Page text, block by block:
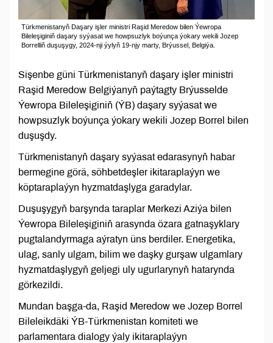
Türkmenistanyň Daşary işler ministri Raşid Meredow bilen Ýewropa
Bileleşiginiň daşary syýasat we howpsuzlyk boýunça ýokary wekili Jozep
Borrelliň duşuşygy, 2024-nji ýylyň 19-njy marty, Brýussel, Belgiýa.
Sişenbe güni Türkmenistanyň daşary işler ministri
Raşid Meredow Belgiýanyň paýtagty Brýusselde
Ýewropa Bileleşiginiň (ÝB) daşary syýasat we
howpsuzlyk boýunça ýokary wekili Jozep Borrel bilen
duşuşdy.
Türkmenistanyň daşary syýasat edarasynyň habar
bermegine görä, söhbetdeşler ikitaraplaýyn we
köptaraplaýyn hyzmatdaşlyga garadylar.
Duşuşygyň barşynda taraplar Merkezi Aziýa bilen
Ýewropa Bileleşiginiň arasynda özara gatnaşyklary
pugtalandyrmaga aýratyn üns berdiler. Energetika,
ulag, sanly ulgam, bilim we daşky gurşaw ulgamlary
hyzmatdaşlygyň geljegi uly ugurlarynyň hatarynda
görkezildi.
Mundan başga-da, Raşid Meredow we Jozep Borrel
Bileleikdäki ÝB-Türkmenistan komiteti we
parlamentara dialogy ýaly ikitaraplaýyn